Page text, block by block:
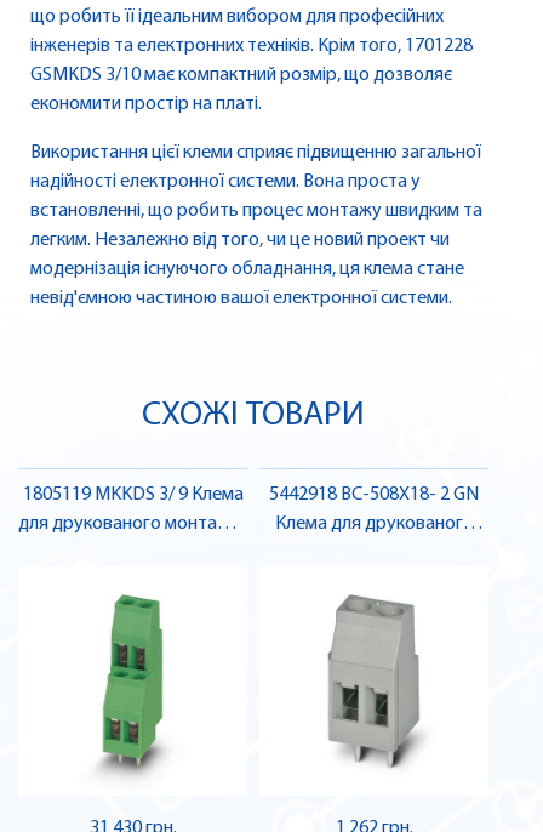
що робить її ідеальним вибором для професійних
інженерів та електронних техніків. Крім того, 1701228
GSMKDS 3/10 має компактний розмір, що дозволяє
економити простір на платі.
Використання цієї клеми сприяє підвищенню загальної
надійності електронної системи. Вона проста у
встановленні, що робить процес монтажу швидким та
легким. Незалежно від того, чи це новий проект чи
модернізація існуючого обладнання, ця клема стане
невід'ємною частиною вашої електронної системи.
СХОЖІ ТОВАРИ
1805119 MKKDS 3/ 9 Клема
для друкованого монтажу ,
5442918 BC-508X18- 2 GN
Клема для друкованого